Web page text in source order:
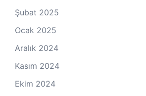
Şubat 2025
Ocak 2025
Aralık 2024
Kasım 2024
Ekim 2024